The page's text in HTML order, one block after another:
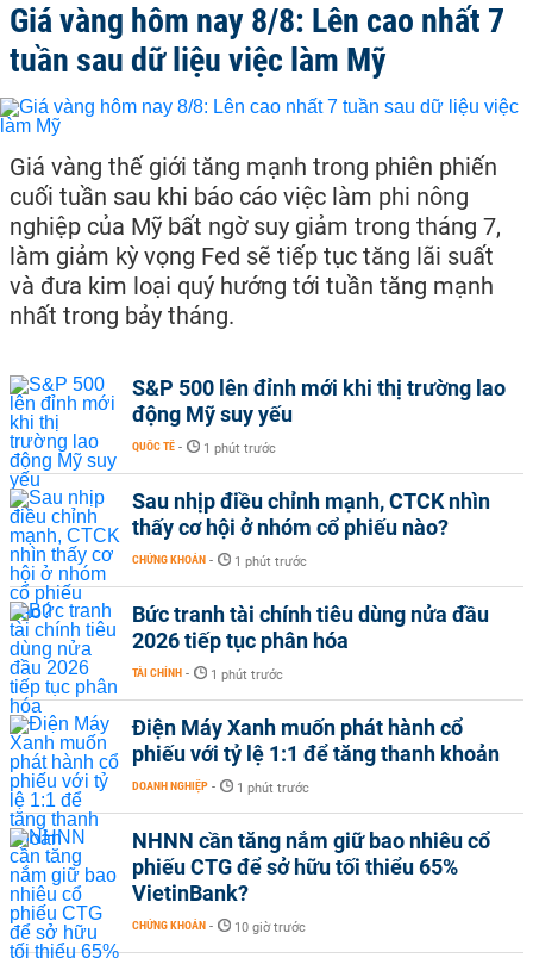
Giá vàng hôm nay 8/8: Lên cao nhất 7
tuần sau dữ liệu việc làm Mỹ
Giá vàng thế giới tăng mạnh trong phiên phiến
cuối tuần sau khi báo cáo việc làm phi nông
nghiệp của Mỹ bất ngờ suy giảm trong tháng 7,
làm giảm kỳ vọng Fed sẽ tiếp tục tăng lãi suất
và đưa kim loại quý hướng tới tuần tăng mạnh
nhất trong bảy tháng.
S&P 500 lên đỉnh mới khi thị trường lao
động Mỹ suy yếu
QUỐC TẾ - 1 phút trước
Sau nhịp điều chỉnh mạnh, CTCK nhìn
thấy cơ hội ở nhóm cổ phiếu nào?
CHỨNG KHOÁN - 1 phút trước
Bức tranh tài chính tiêu dùng nửa đầu
2026 tiếp tục phân hóa
TÀI CHÍNH - 1 phút trước
Điện Máy Xanh muốn phát hành cổ
phiếu với tỷ lệ 1:1 để tăng thanh khoản
DOANH NGHIỆP - 1 phút trước
NHNN cần tăng nắm giữ bao nhiêu cổ
phiếu CTG để sở hữu tối thiểu 65%
VietinBank?
CHỨNG KHOÁN - 10 giờ trước